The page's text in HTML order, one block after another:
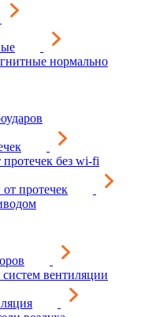
нормально
без wi-fi
протечек
вентиляции